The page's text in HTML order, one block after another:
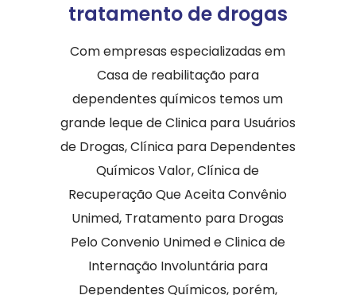
tratamento de drogas
Com empresas especializadas em
Casa de reabilitação para
dependentes químicos temos um
grande leque de Clinica para Usuários
de Drogas, Clínica para Dependentes
Químicos Valor, Clínica de
Recuperação Que Aceita Convênio
Unimed, Tratamento para Drogas
Pelo Convenio Unimed e Clinica de
Internação Involuntária para
Dependentes Químicos, porém,